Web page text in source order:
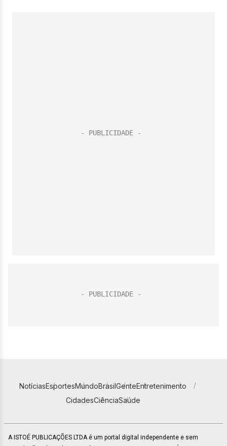
NotíciasEsportesMundoBrasilGenteEntretenimento
CidadesCiênciaSaúde
A ISTOÉ PUBLICAÇÕES LTDA é um portal digital independente e sem